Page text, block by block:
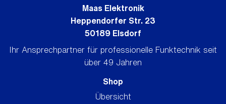
Shop
Übersicht
Maas Elektronik
Heppendorfer Str. 23
50189 Elsdorf
Ihr Ansprechpartner für professionelle Funktechnik seit
über 49 Jahren